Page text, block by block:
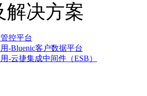
解决方案
控平台
-Bluenic客户数据平台
-云捷集成中间件（ESB）